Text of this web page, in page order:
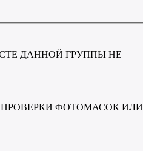
ДАННОЙ ГРУППЫ НЕ
ФОТОМАСОК ИЛИ